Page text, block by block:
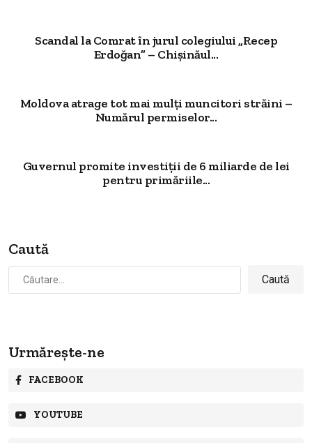
Scandal la Comrat în jurul colegiului „Recep
Erdoğan” – Chișinăul...
Moldova atrage tot mai mulți muncitori străini –
Numărul permiselor...
Guvernul promite investiții de 6 miliarde de lei
pentru primăriile...
Caută
Caută
după:
Urmărește-ne
FACEBOOK
YOUTUBE